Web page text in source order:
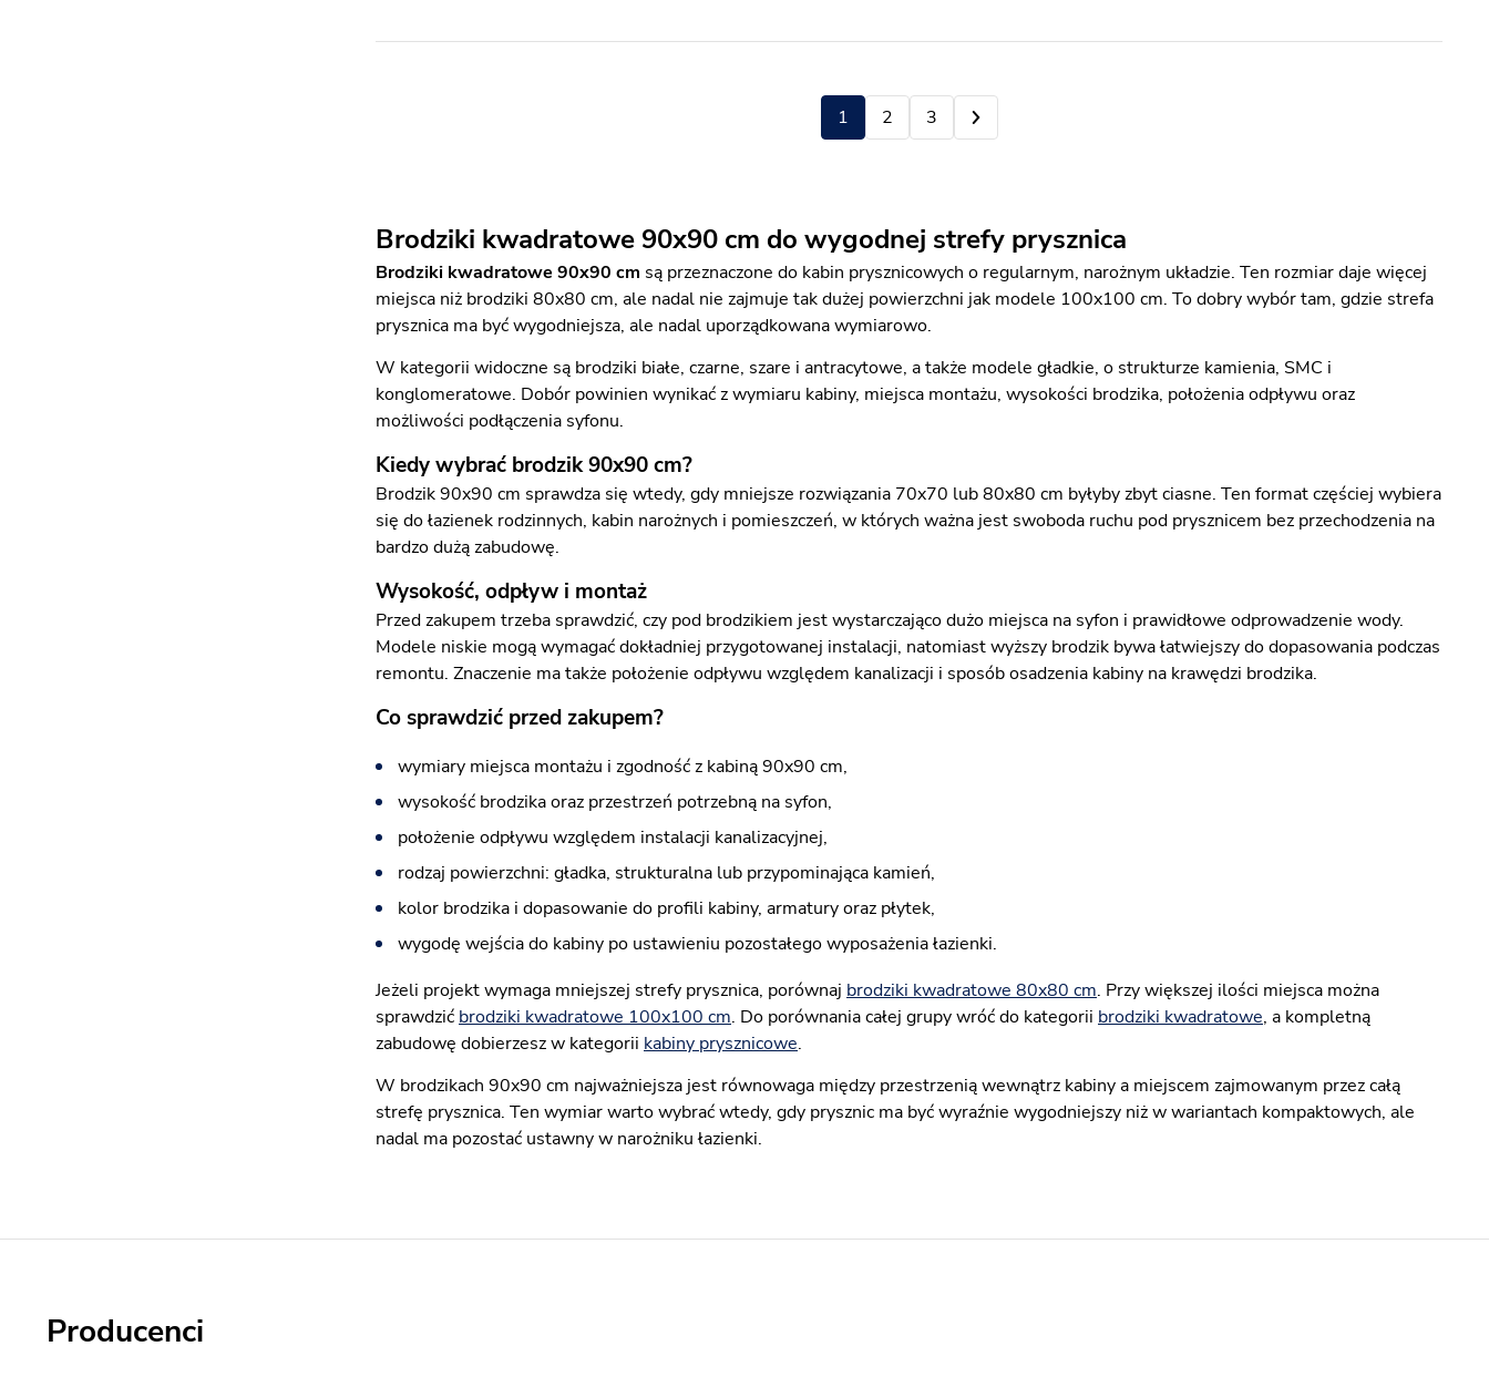
Brodziki kwadratowe 90x90 cm do wygodnej strefy prysznica
Brodziki kwadratowe 90x90 cm są przeznaczone do kabin prysznicowych o regularnym, narożnym układzie. Ten rozmiar daje więcej
miejsca niż brodziki 80x80 cm, ale nadal nie zajmuje tak dużej powierzchni jak modele 100x100 cm. To dobry wybór tam, gdzie strefa
prysznica ma być wygodniejsza, ale nadal uporządkowana wymiarowo.
W kategorii widoczne są brodziki białe, czarne, szare i antracytowe, a także modele gładkie, o strukturze kamienia, SMC i
konglomeratowe. Dobór powinien wynikać z wymiaru kabiny, miejsca montażu, wysokości brodzika, położenia odpływu oraz
możliwości podłączenia syfonu.
Kiedy wybrać brodzik 90x90 cm?
Brodzik 90x90 cm sprawdza się wtedy, gdy mniejsze rozwiązania 70x70 lub 80x80 cm byłyby zbyt ciasne. Ten format częściej wybiera
się do łazienek rodzinnych, kabin narożnych i pomieszczeń, w których ważna jest swoboda ruchu pod prysznicem bez przechodzenia na
bardzo dużą zabudowę.
Wysokość, odpływ i montaż
Przed zakupem trzeba sprawdzić, czy pod brodzikiem jest wystarczająco dużo miejsca na syfon i prawidłowe odprowadzenie wody.
Modele niskie mogą wymagać dokładniej przygotowanej instalacji, natomiast wyższy brodzik bywa łatwiejszy do dopasowania podczas
remontu. Znaczenie ma także położenie odpływu względem kanalizacji i sposób osadzenia kabiny na krawędzi brodzika.
Co sprawdzić przed zakupem?
wymiary miejsca montażu i zgodność z kabiną 90x90 cm,
wysokość brodzika oraz przestrzeń potrzebną na syfon,
położenie odpływu względem instalacji kanalizacyjnej,
rodzaj powierzchni: gładka, strukturalna lub przypominająca kamień,
kolor brodzika i dopasowanie do profili kabiny, armatury oraz płytek,
wygodę wejścia do kabiny po ustawieniu pozostałego wyposażenia łazienki.
Jeżeli projekt wymaga mniejszej strefy prysznica, porównaj brodziki kwadratowe 80x80 cm. Przy większej ilości miejsca można
sprawdzić brodziki kwadratowe 100x100 cm. Do porównania całej grupy wróć do kategorii brodziki kwadratowe, a kompletną
zabudowę dobierzesz w kategorii kabiny prysznicowe.
W brodzikach 90x90 cm najważniejsza jest równowaga między przestrzenią wewnątrz kabiny a miejscem zajmowanym przez całą
strefę prysznica. Ten wymiar warto wybrać wtedy, gdy prysznic ma być wyraźnie wygodniejszy niż w wariantach kompaktowych, ale
nadal ma pozostać ustawny w narożniku łazienki.
1 2 3
Producenci